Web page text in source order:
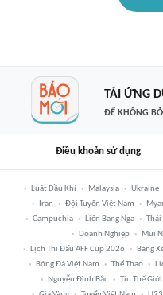
TẢI ỨNG
ĐỂ KHÔNG
Điều khoản sử dụng
Luật Dầu Khí Malaysia Ukraine
Iran
Đội Tuyển Việt Nam
Campuchia
Liên Bang Nga Thái
Doanh Nghiệp
Mũi
Lịch Thi Đấu AFF Cup 2026
Bảng
Bóng Đá Việt Nam
Thể Thao
Nguyễn Đình Bắc
Tin Thế Giới